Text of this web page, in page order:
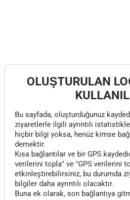
OLUŞTURULAN
Bu sayfada, oluşturduğunuz
ziyaretlerle ilgili ayrıntılı
hiçbir bilgi yoksa, henüz kimse
demektir.
Kısa bağlantılar ve bir GPS
verilerini topla" ve "GPS verilerini
etkinleştirebilirsiniz, bu durumda
bilgiler daha ayrıntılı olacaktır.
Buna ek olarak, son bağlantıya